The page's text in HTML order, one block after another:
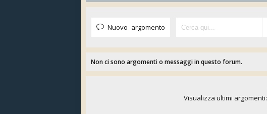
Nuovo argomento
Non ci sono argomenti o messaggi in questo forum.
Visualizza ultimi argomenti: